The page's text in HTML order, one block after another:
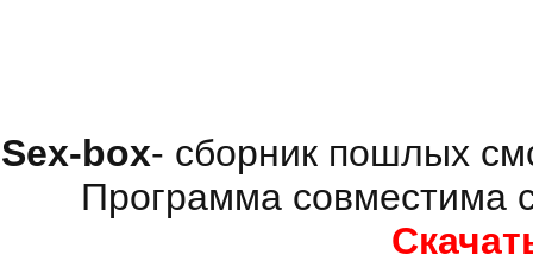
Sex-box- сборник пошлых
Программа совместима